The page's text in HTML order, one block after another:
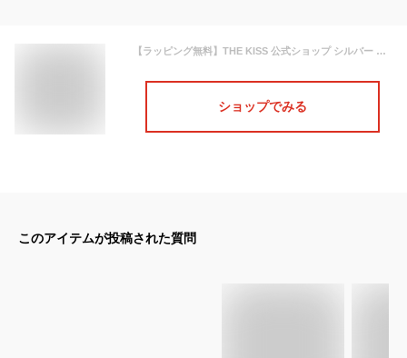
【ラッピング無料】THE KISS 公式ショップ シルバー ペアネックレス ペアアクセサリー カップル 人気 ジュエリーブランド THEKISS ペア ネックレス ペンダント スティック SPD1834DM-1835DM セット シンプル 大人 バレンタインデー【あす楽対応（土日祝除く）】
ショップでみる
このアイテムが投稿された質問